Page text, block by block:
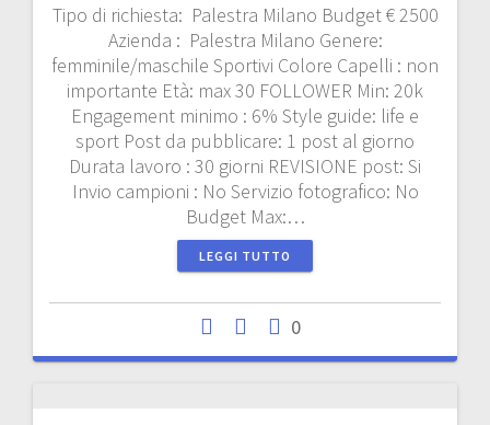
Tipo di richiesta: Palestra Milano Budget € 2500
Azienda : Palestra Milano Genere:
femminile/maschile Sportivi Colore Capelli : non
importante Età: max 30 FOLLOWER Min: 20k
Engagement minimo : 6% Style guide: life e
sport Post da pubblicare: 1 post al giorno
Durata lavoro : 30 giorni REVISIONE post: Si
Invio campioni : No Servizio fotografico: No
Budget Max:…
LEGGI TUTTO
0